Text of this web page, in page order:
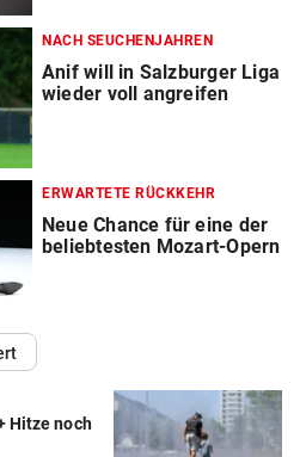
NACH SEUCHENJAHREN
Anif will in Salzburger Liga
wieder voll angreifen
ERWARTETE RÜCKKEHR
Neue Chance für eine der
beliebtesten Mozart-Opern
Hitze noch